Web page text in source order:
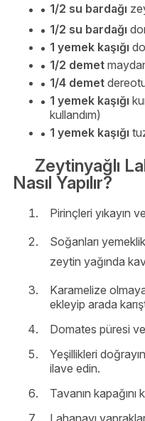
1/2 su bardağı
1/2 su bardağı
1 yemek kaşığı
1/2 demet
1/4 demet
1 yemek kaşığı
kullandım)
1 yemek kaşığı
Zeytinyağlı
Nasıl Yapılır?
Pirinçleri yıkayın
Soğanları
zeytin yağında
Karamelize
ekleyip arada
Domates püresi
Yeşillikleri
ilave edin.
Tavanın kapağını